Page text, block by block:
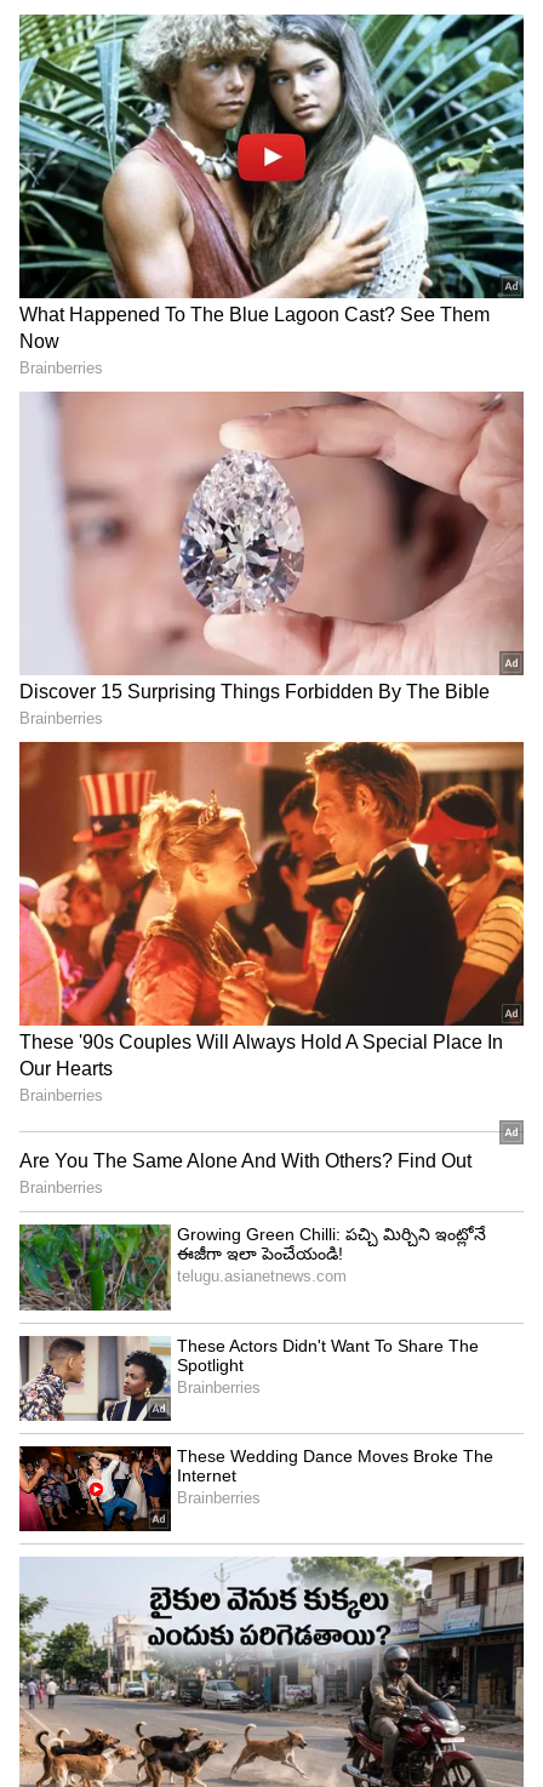
ఎందుకు మౌనంగా ఉన్నాడని ప్రశ్నించారు.
OYO Rules: పెళ్లికాని కపుల్స్
ఓయో రూమ్‌లో గ‌డ‌ప‌డం
నేరమా.? చ‌ట్టం ఏం చెబుతోంది.?
Plastic Currency: భారత
మార్కెట్లోకి ప్లాస్టిక్ నోట్లు
వచ్చేస్తున్నాయి.. పాత కరెన్సీ నోట్ల
సంగతేంటి?
పెళ్లి కూతురికి 8 గ్రాముల
బంగారం, పుట్టిన బిడ్డ‌కు గోల్డ్ రింగ్,
విద్యార్థులకు ల్యాప్‌టాప్‌లు..
PM Modi: మోదీ రోజుకు ఎన్ని
గంటలు నిద్రపోతారో తెలుసా?
షాక్ అవ్వాల్సిందే
LATEST VIDEOS
దేవరపల్లిలో అడుగుపెట్టిన జగన్ భారీగా
తరలి వచ్చిన ఫ్యాన్స్ | YS Jagan East
Godavari Tour Devarapalli
ఇంత హుషారు ఏంటి భయ్యా ఎలా
కొట్టేసుకుంటున్నాడో చూడండి | Hushar
Pittalu Movie Press Meet | Actor
Bhanu